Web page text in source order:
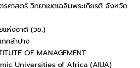
รศาสตร์ วิทยาเขตเฉลิมพระเกียรติ จังหวัด
แห่งชาติ (วช.)
คลำปาง
OF MANAGEMENT
Universities of Africa (AIUA)